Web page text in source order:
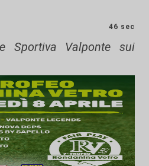
46 sec
Sportiva Valponte sui